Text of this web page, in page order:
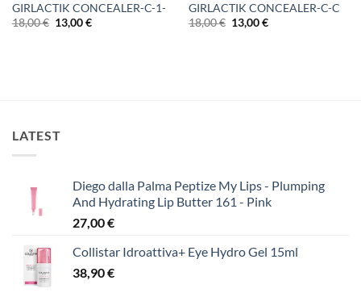
GIRLACTIK CONCEALER-C-1-
18,00€ Original
price
13,00€Η
GIRLACTIK CONCEALER-C-C
18,00€ Original
price
13,00€Η
LATEST
Diego dalla Palma Peptize My Lips - Plumping
And Hydrating Lip Butter 161 - Pink
27,00€
Collistar Idroattiva+ Eye Hydro Gel 15ml
38,90€